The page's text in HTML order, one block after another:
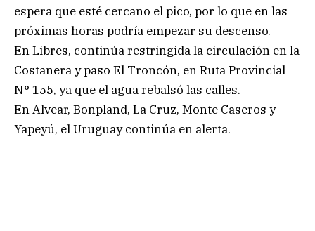
espera que esté cercano el pico, por lo que en las
próximas horas podría empezar su descenso.
En Libres, continúa restringida la circulación en la
Costanera y paso El Troncón, en Ruta Provincial
N° 155, ya que el agua rebalsó las calles.
En Alvear, Bonpland, La Cruz, Monte Caseros y
Yapeyú, el Uruguay continúa en alerta.